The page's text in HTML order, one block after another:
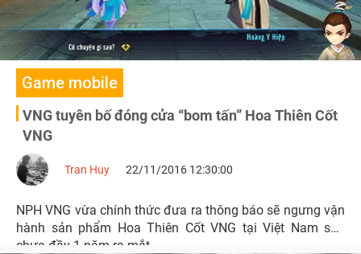
Game mobile
VNG tuyên bố đóng cửa “bom tấn” Hoa Thiên Cốt
VNG
Tran Huy 22/11/2016 12:30:00
NPH VNG vừa chính thức đưa ra thông báo sẽ ngưng vận
hành sản phẩm Hoa Thiên Cốt VNG tại Việt Nam sau
chưa đầy 1 năm ra mắt.